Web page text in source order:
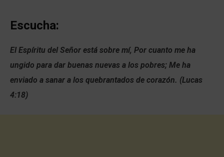
Escucha:
El Espíritu del Señor está sobre mí, Por cuanto me ha
ungido para dar buenas nuevas a los pobres; Me ha
enviado a sanar a los quebrantados de corazón. (Lucas
4:18)